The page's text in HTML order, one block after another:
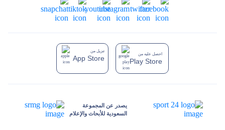
يصدر عن المجموعة
السعودية للأبحاث والإعلام
تنزيل من
App Store
احصل عليه من
Play Store